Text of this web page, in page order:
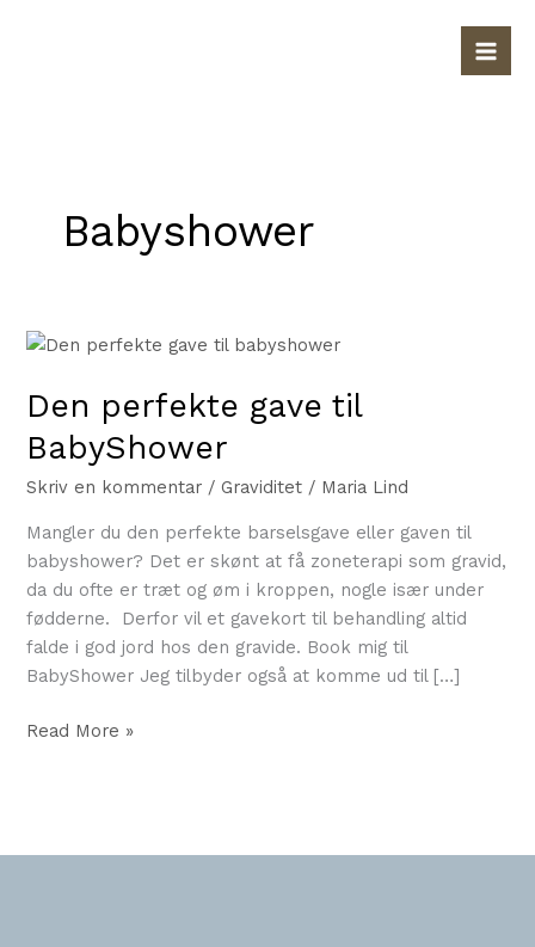
Babyshower
Den perfekte gave til
BabyShower
Skriv en kommentar / Graviditet / Maria Lind
Mangler du den perfekte barselsgave eller gaven til
babyshower? Det er skønt at få zoneterapi som gravid,
da du ofte er træt og øm i kroppen, nogle især under
fødderne. Derfor vil et gavekort til behandling altid
falde i god jord hos den gravide. Book mig til
BabyShower Jeg tilbyder også at komme ud til […]
Den
gave
BabyShower
Read More »